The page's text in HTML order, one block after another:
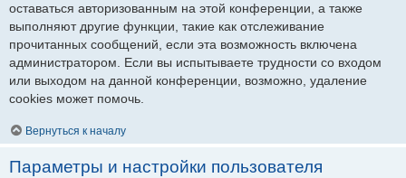
оставаться авторизованным на этой конференции, а также
выполняют другие функции, такие как отслеживание
прочитанных сообщений, если эта возможность включена
администратором. Если вы испытываете трудности со входом
или выходом на данной конференции, возможно, удаление
cookies может помочь.
Вернуться к началу
Параметры и настройки пользователя